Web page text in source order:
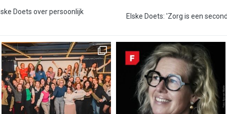
Doets over persoonlijk
Elske Doets: 'Zorg is een